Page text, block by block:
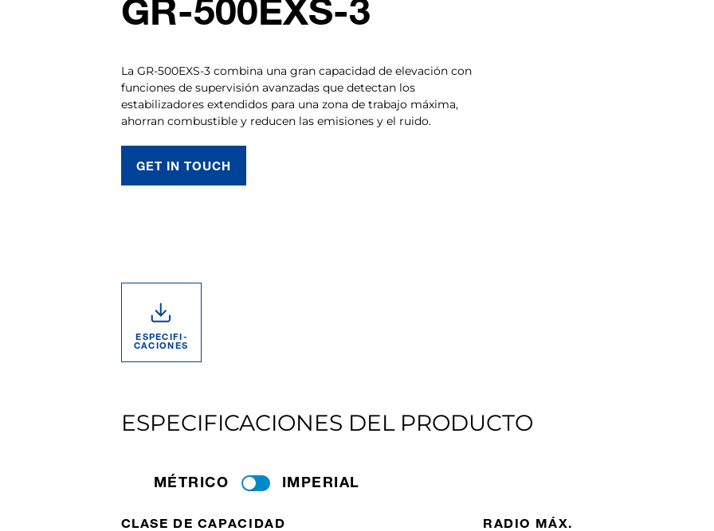
La GR-500EXS-3 combina una gran capacidad de elevación con
funciones de supervisión avanzadas que detectan los
estabilizadores extendidos para una zona de trabajo máxima,
ahorran combustible y reducen las emisiones y el ruido.
GET IN TOUCH
ESPECIFI­
CACIONES
ESPECIFICACIONES DEL PRODUCTO
MÉTRICO IMPERIAL
CLASE DE CAPACIDAD RADIO MÁX.